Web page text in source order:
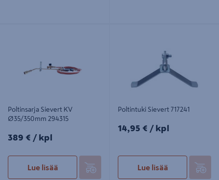
Poltinsarja Sievert KV
Ø35/350mm 294315
389€/kpl
389 € / kpl
Lue lisää
Poltintuki Sievert 717241
14,95€/kpl
14,95 € / kpl
Lue lisää